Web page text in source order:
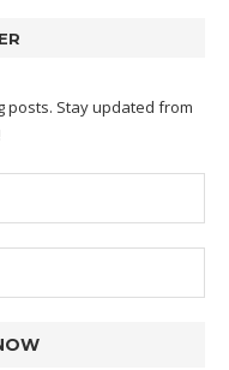
posts. Stay updated from